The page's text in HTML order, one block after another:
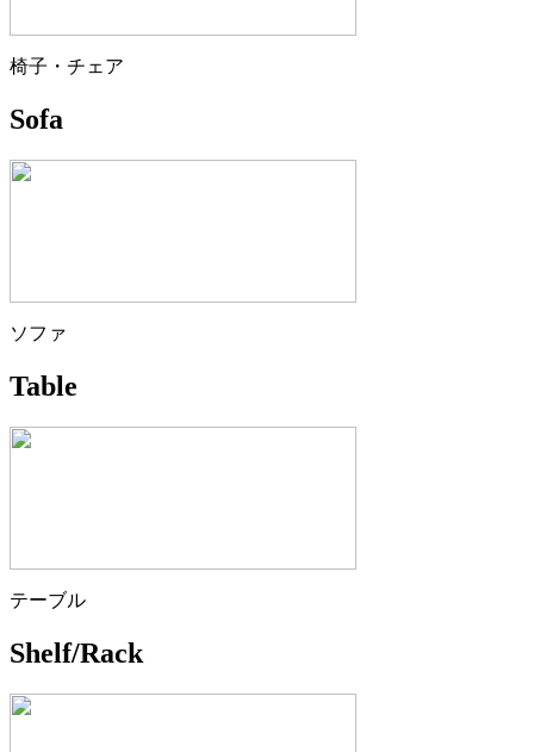
椅子・チェア
Sofa
ソファ
Table
テーブル
Shelf/Rack